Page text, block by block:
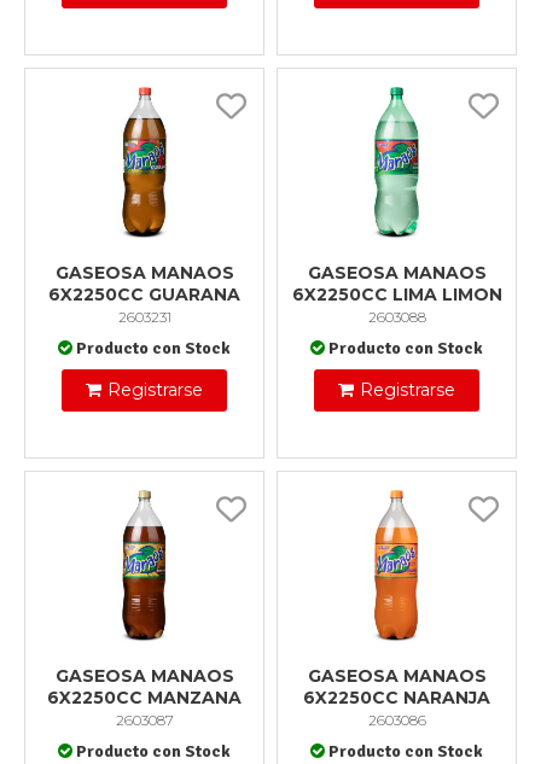
GASEOSA MANAOS
6X2250CC GUARANA
2603231
Producto con Stock
Registrarse
GASEOSA MANAOS
6X2250CC LIMA LIMON
2603088
Producto con Stock
Registrarse
GASEOSA MANAOS
6X2250CC MANZANA
2603087
Producto con Stock
GASEOSA MANAOS
6X2250CC NARANJA
2603086
Producto con Stock